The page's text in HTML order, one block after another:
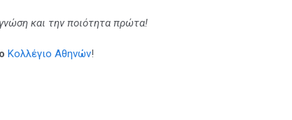
και την ποιότητα πρώτα!
Κολλέγιο Αθηνών!